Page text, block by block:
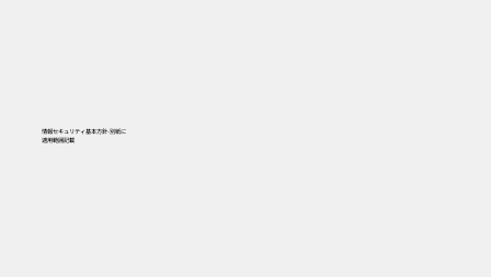
情報セキュリティ基本方針-別紙に
​適用範囲記載